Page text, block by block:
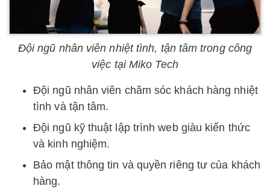
Đội ngũ nhân viên nhiệt tình, tận tâm trong công
việc tại Miko Tech
Đội ngũ nhân viên chăm sóc khách hàng nhiệt
tình và tận tâm.
Đội ngũ kỹ thuật lập trình web giàu kiến thức
và kinh nghiệm.
Bảo mật thông tin và quyền riêng tư của khách
hàng.